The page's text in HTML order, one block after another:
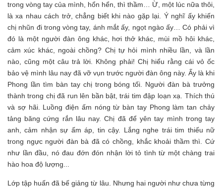
trong vòng tay của mình, hổn hển, thì thầm… Ừ, một lúc nữa thôi,
là xa nhau cách trở, chẳng biết khi nào gặp lại. Ý nghĩ ấy khiến
chị nhũn đi trong vòng tay, ánh mắt ấy, ngọt ngào ấy… Có phải vì
đó là một người đàn ông khác, hơi thở khác, mùi mồ hôi khác,
cảm xúc khác, ngoài chồng? Chị tự hỏi mình nhiều lần, và lần
nào, cũng một câu trả lời. Không phải! Chị hiểu rằng cái vỏ ốc
bảo vệ mình lâu nay đã vỡ vụn trước người đàn ông này. Ấy là khi
Phong lần tìm bàn tay chị trong bóng tối. Người đàn bà trưởng
thành trong chị đã run lên bần bật, trái tim đập loạn xạ. Thích thú
và sợ hãi. Luồng điện ấm nóng từ bàn tay Phong làm tan chảy
tảng băng cứng rắn lâu nay. Chị đã để yên tay mình trong tay
anh, cảm nhận sự ấm áp, tin cậy. Lắng nghe trái tim thiếu nữ
trong ngực người đàn bà đã có chồng, khắc khoải thầm thì. Cứ
như lần đầu, nó đau đớn đón nhận lời tỏ tình từ một chàng trai
hào hoa độ lượng...
Lớp tập huấn đã bế giảng từ lâu. Nhưng hai người như chưa từng